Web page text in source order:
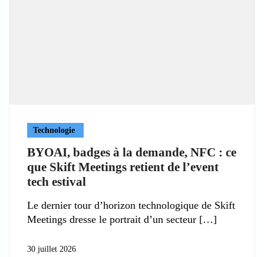
Technologie
BYOAI, badges à la demande, NFC : ce
que Skift Meetings retient de l’event
tech estival
Le dernier tour d’horizon technologique de Skift
Meetings dresse le portrait d’un secteur
30 juillet 2026